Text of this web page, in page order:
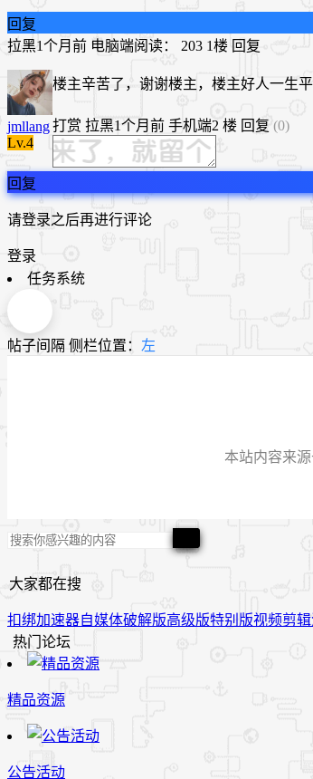
回复
拉黑1个月前 电脑端阅读： 203 1楼 回复
jmllang
Lv.4
楼主辛苦了，谢谢楼主，楼主好人一生平
打赏 拉黑1个月前 手机端2 楼 回复 (0)
回复
请登录之后再进行评论
登录
任务系统
帖子间隔 侧栏位置： 左
本站内容来
大家都在搜
扣绑加速器自媒体破解版高级版特别版视频剪辑
热门论坛
精品资源
公告活动